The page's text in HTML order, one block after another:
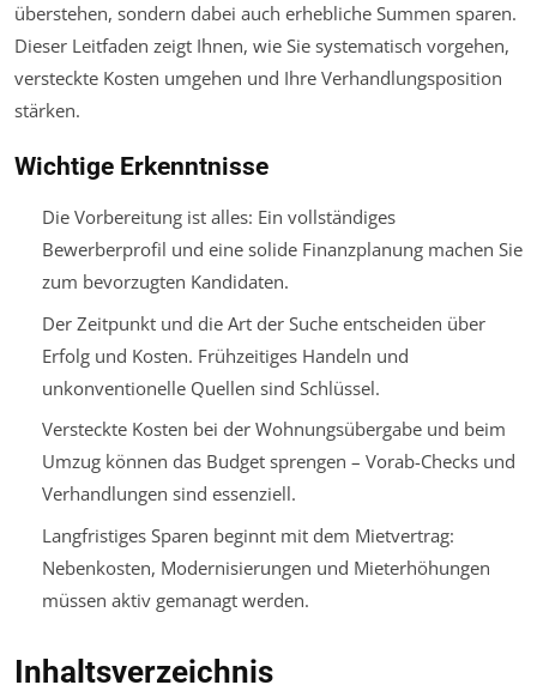
überstehen, sondern dabei auch erhebliche Summen sparen.
Dieser Leitfaden zeigt Ihnen, wie Sie systematisch vorgehen,
versteckte Kosten umgehen und Ihre Verhandlungsposition
stärken.
Wichtige Erkenntnisse
Die Vorbereitung ist alles: Ein vollständiges
Bewerberprofil und eine solide Finanzplanung machen Sie
zum bevorzugten Kandidaten.
Der Zeitpunkt und die Art der Suche entscheiden über
Erfolg und Kosten. Frühzeitiges Handeln und
unkonventionelle Quellen sind Schlüssel.
Versteckte Kosten bei der Wohnungsübergabe und beim
Umzug können das Budget sprengen – Vorab-Checks und
Verhandlungen sind essenziell.
Langfristiges Sparen beginnt mit dem Mietvertrag:
Nebenkosten, Modernisierungen und Mieterhöhungen
müssen aktiv gemanagt werden.
Inhaltsverzeichnis